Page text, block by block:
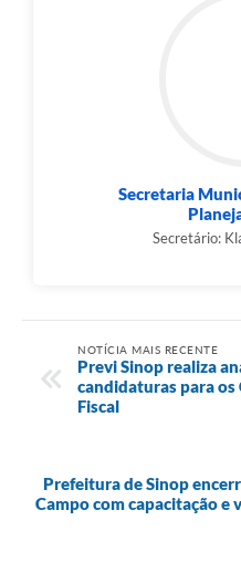
Secretaria
Secretário:
NOTÍCIA MAIS RECENTE
Previ Sinop realiza
candidaturas para
Fiscal
Prefeitura de Sinop
Campo com capacitação e